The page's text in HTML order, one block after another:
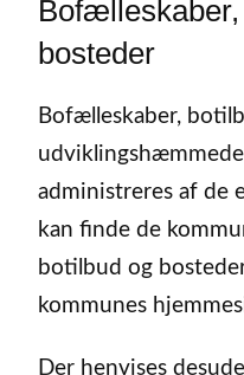
bosteder
Bofælleskaber,
administreres af de
kan finde de
botilbud og
kommunes
Der henvises